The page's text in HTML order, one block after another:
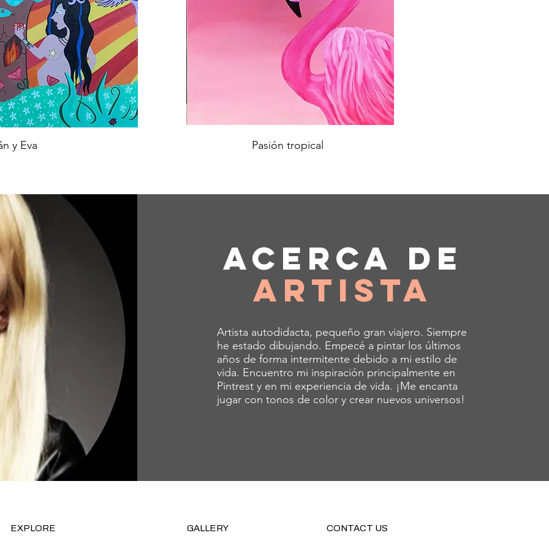
y Eva Pasión tropical
Acerca de
Artista
Artista autodidacta, pequeño gran viajero. Siempre
he estado dibujando. Empecé a pintar los últimos
años de forma intermitente debido a mi estilo de
vida. Encuentro mi inspiración principalmente en
Pintrest y en mi experiencia de vida. ¡Me encanta
jugar con tonos de color y crear nuevos universos!
EXPLORE GALLERY CONTACT US